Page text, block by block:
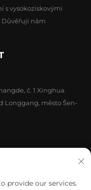
s vysokoziskovými
nám
č. 1 Xinghua
Longgang, město Šen-
provide our services.